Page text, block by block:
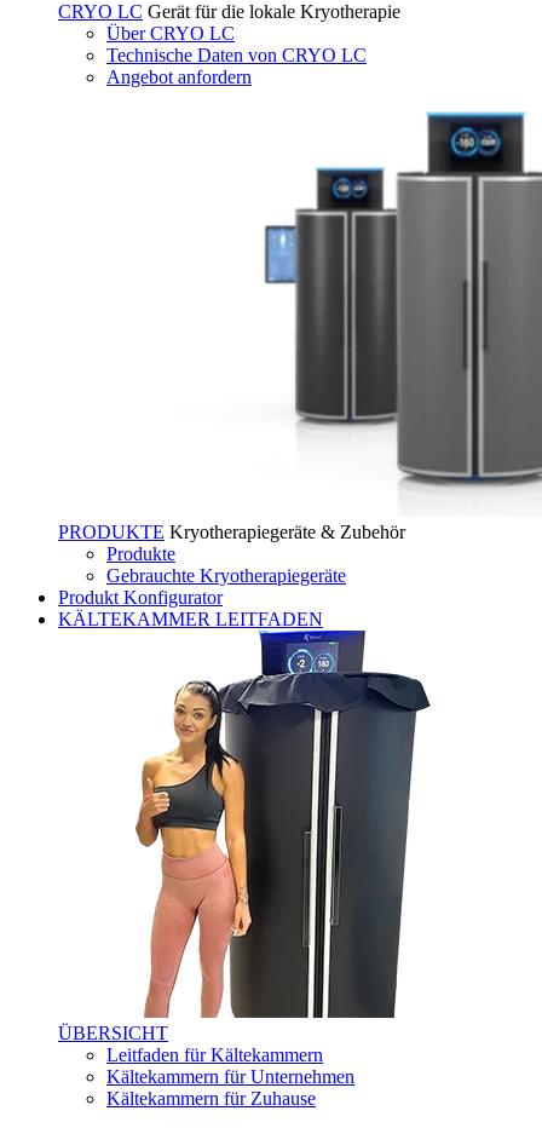
CRYO LC Gerät für die lokale Kryotherapie
Über CRYO LC
Technische Daten von CRYO LC
Angebot anfordern
PRODUKTE Kryotherapiegeräte & Zubehör
Produkte
Gebrauchte Kryotherapiegeräte
Produkt Konfigurator
KÄLTEKAMMER LEITFADEN
ÜBERSICHT
Leitfaden für Kältekammern
Kältekammern für Unternehmen
Kältekammern für Zuhause